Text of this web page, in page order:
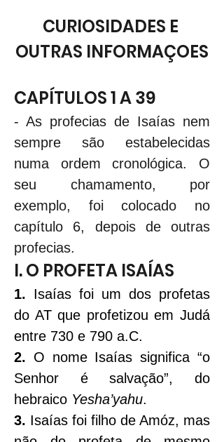
CURIOSIDADES E
OUTRAS INFORMAÇOES
CAPÍTULOS 1 A 39
- As profecias de Isaías nem
sempre são estabelecidas
numa ordem cronológica. O
seu chamamento, por
exemplo, foi colocado no
capítulo 6, depois de outras
profecias.
I. O PROFETA ISAÍAS
1. Isaías foi um dos profetas
do AT que profetizou em Judá
entre 730 e 790 a.C.
2. O nome Isaías significa “o
Senhor é salvação”, do
hebraico Yesha’yahu.
3. Isaías foi filho de Amóz, mas